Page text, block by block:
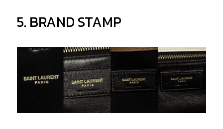
5. BRAND STAMP